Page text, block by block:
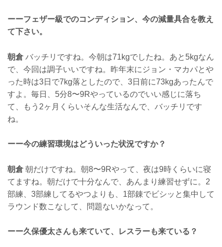
ーーフェザー級でのコンディション、今の減量具合を教え
て下さい。
朝倉バッチリですね。今朝は71kgでしたね。あと5kgなん
で、今回は調子いいですね。昨年末にジョン・マカパとや
った時は3日で7kg落としたので、3日前に73kgあったんで
すよ。毎日、5分8〜9Rやっているのでいい感じに落ち
て、もう2ヶ月くらいそんな生活なんで、バッチリです
ね。
ーー今の練習環境はどういった状況ですか？
朝倉朝だけですね。朝8〜9Rやって、夜は9時くらいに寝
てますね。朝だけで十分なんで、あんまり練習せずに。2
部練、3部練してるやつよりも、1部錬でビシッと集中して
ラウンド数こなして、問題ないかなって。
ーー久保優太さんも来ていて、レスラーも来ている？